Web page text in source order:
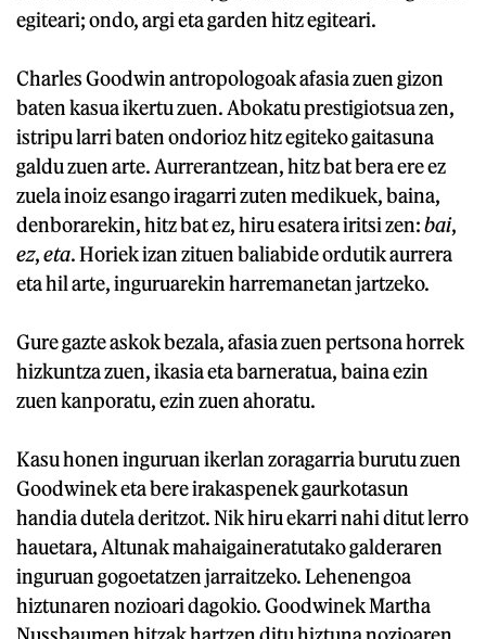
egiteari; ondo, argi eta garden hitz egiteari.
Charles Goodwin antropologoak afasia zuen gizon
baten kasua ikertu zuen. Abokatu prestigiotsua zen,
istripu larri baten ondorioz hitz egiteko gaitasuna
galdu zuen arte. Aurrerantzean, hitz bat bera ere ez
zuela inoiz esango iragarri zuten medikuek, baina,
denborarekin, hitz bat ez, hiru esatera iritsi zen:bai,
ez,eta. Horiek izan zituen baliabide ordutik aurrera
eta hil arte, inguruarekin harremanetan jartzeko.
Gure gazte askok bezala, afasia zuen pertsona horrek
hizkuntza zuen, ikasia eta barneratua, baina ezin
zuen kanporatu, ezin zuen ahoratu.
Kasu honen inguruan ikerlan zoragarria burutu zuen
Goodwinek eta bere irakaspenek gaurkotasun
handia dutela deritzot. Nik hiru ekarri nahi ditut lerro
hauetara, Altunak mahaigaineratutako galderaren
inguruan gogoetatzen jarraitzeko. Lehenengoa
hiztunaren nozioari dagokio. Goodwinek Martha